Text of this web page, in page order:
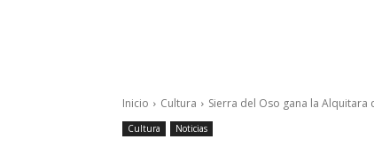
Inicio Cultura Sierra del Oso gana la
Cultura Noticias